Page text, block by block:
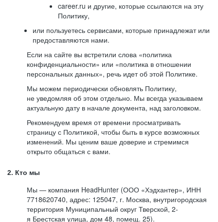
career.ru и другие, которые ссылаются на эту
Политику,
или пользуетесь сервисами, которые принадлежат или
предоставляются нами.
Если на сайте вы встретили слова «политика
конфиденциальности» или «политика в отношении
персональных данных», речь идет об этой Политике.
Мы можем периодически обновлять Политику,
не уведомляя об этом отдельно. Мы всегда указываем
актуальную дату в начале документа, над заголовком.
Рекомендуем время от времени просматривать
страницу с Политикой, чтобы быть в курсе возможных
изменений. Мы ценим ваше доверие и стремимся
открыто общаться с вами.
2. Кто мы
Мы — компания HeadHunter (ООО «Хэдхантер», ИНН
7718620740, адрес: 125047, г. Москва, внутригородская
территория Муниципальный округ Тверской, 2-
я Брестская улица, дом 48, помещ. 25).